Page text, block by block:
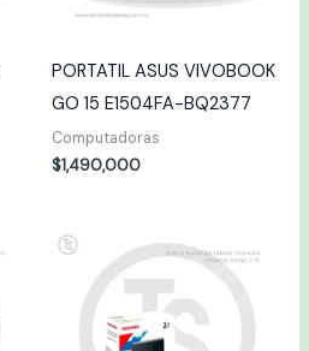
PORTATIL ASUS VIVOBOOK
GO 15 E1504FA-BQ2377
Computadoras
$1,490,000